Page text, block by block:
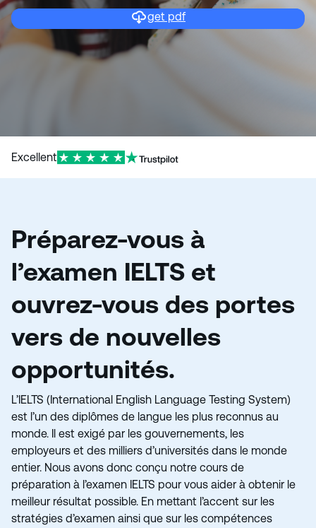
get pdf
Excellent
Préparez-vous à
l’examen IELTS et
ouvrez-vous des portes
vers de nouvelles
opportunités.
L’IELTS (International English Language Testing System)
est l’un des diplômes de langue les plus reconnus au
monde. Il est exigé par les gouvernements, les
employeurs et des milliers d’universités dans le monde
entier. Nous avons donc conçu notre cours de
préparation à l’examen IELTS pour vous aider à obtenir le
meilleur résultat possible. En mettant l’accent sur les
stratégies d’examen ainsi que sur les compétences